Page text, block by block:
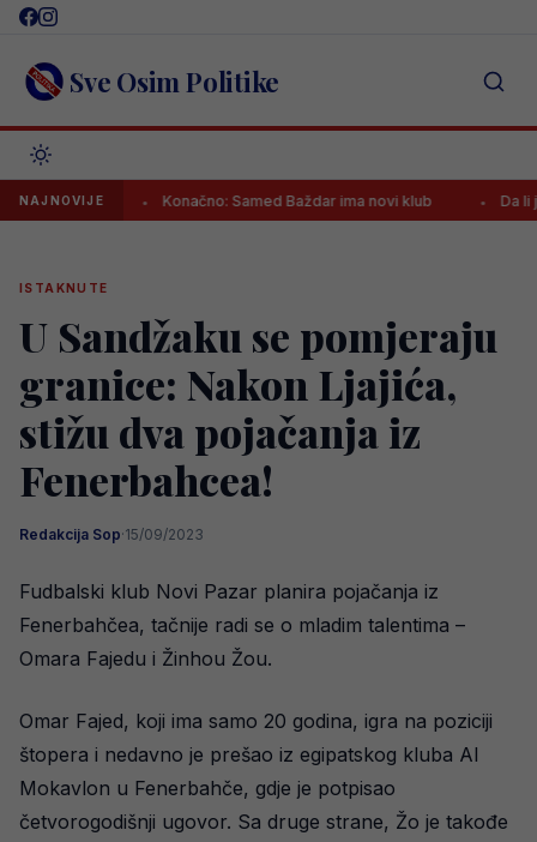
Skip
content Sve Osim Politike
NAJNOVIJE Konačno: Samed Baždar ima novi klub Da li je ovo
ISTAKNUTE
U Sandžaku se pomjeraju
granice: Nakon Ljajića,
stižu dva pojačanja iz
Fenerbahcea!
Redakcija Sop·15/09/2023
Fudbalski klub Novi Pazar planira pojačanja iz
Fenerbahčea, tačnije radi se o mladim talentima –
Omara Fajedu i Žinhou Žou.
Omar Fajed, koji ima samo 20 godina, igra na poziciji
štopera i nedavno je prešao iz egipatskog kluba Al
Mokavlon u Fenerbahče, gdje je potpisao
četvorogodišnji ugovor. Sa druge strane, Žo je takođe